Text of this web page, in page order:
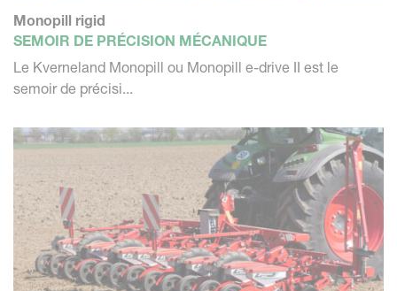
Monopill rigid
SEMOIR DE PRÉCISION MÉCANIQUE
Le Kverneland Monopill ou Monopill e-drive II est le
semoir de précisi...